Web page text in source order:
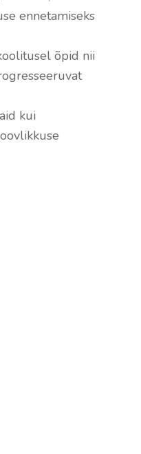
ennetamiseks
õpid nii
kui